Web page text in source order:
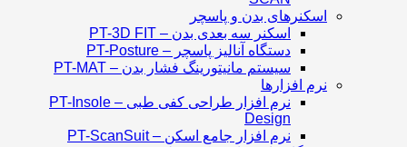
اسکنرهای بدن و پاسچر
اسکنر سه بعدی بدن – PT-3D FIT
دستگاه آنالیز پاسچر – PT-Posture
سیستم مانیتورینگ فشار بدن – PT-MAT
نرم افزارها
نرم افزار طراحی کفی طبی – PT-Insole
Design
نرم افزار جامع اسکن – PT-ScanSuit